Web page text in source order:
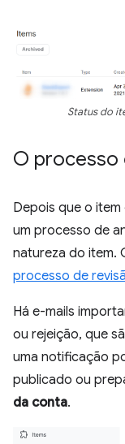
Status do
O processo
Depois que o
um processo de
natureza do item.
processo de
Há e-mails
ou rejeição, que
uma notificação
publicado ou
da conta.